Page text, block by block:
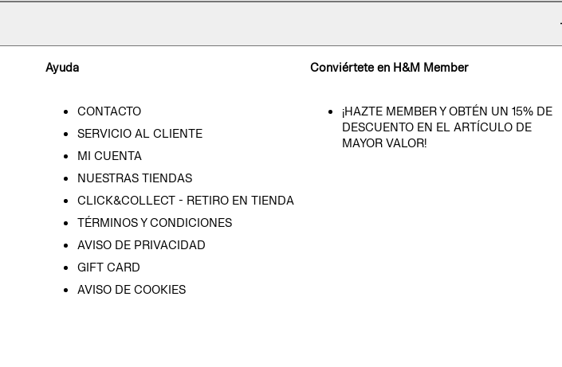
Ayuda
CONTACTO
SERVICIO AL CLIENTE
MI CUENTA
NUESTRAS TIENDAS
CLICK&COLLECT - RETIRO EN TIENDA
TÉRMINOS Y CONDICIONES
AVISO DE PRIVACIDAD
GIFT CARD
AVISO DE COOKIES
Conviértete en H&M Member
¡HAZTE MEMBER Y OBTÉN UN 15% DE
DESCUENTO EN EL ARTÍCULO DE
MAYOR VALOR!